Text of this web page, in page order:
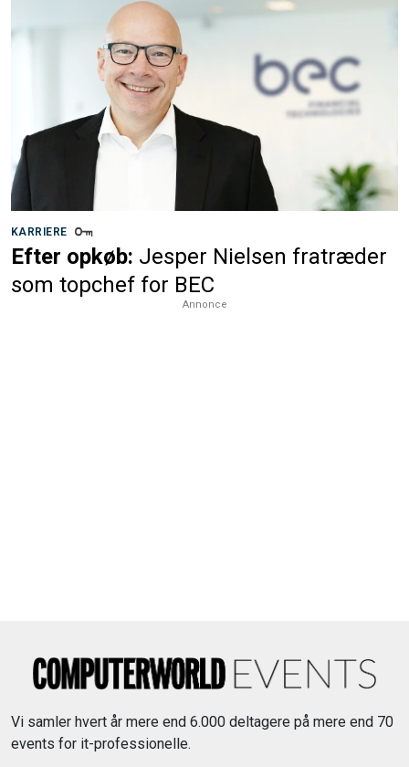
KARRIERE
Efter opkøb: Jesper Nielsen fratræder
som topchef for BEC
Annonce
Vi samler hvert år mere end 6.000 deltagere på mere end 70
events for it-professionelle.